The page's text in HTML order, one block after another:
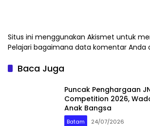
Situs ini menggunakan Akismet untuk
Pelajari bagaimana data komentar Anda
Baca Juga
Puncak Penghargaan
Competition 2026,
Anak Bangsa
Batam 24/07/2026